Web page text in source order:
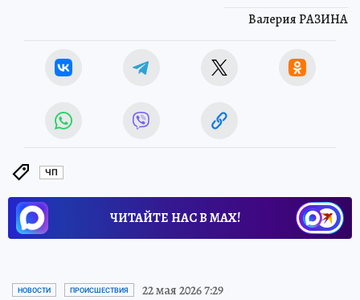
Валерия РАЗИНА
ЧП
ЧИТАЙТЕ НАС В МАХ!
НОВОСТИ ПРОИСШЕСТВИЯ 22 мая 2026 7:29